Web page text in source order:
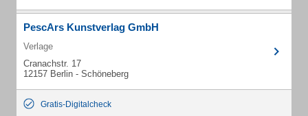
PescArs Kunstverlag GmbH
Verlage
Cranachstr. 17
12157 Berlin - Schöneberg
Gratis-Digitalcheck